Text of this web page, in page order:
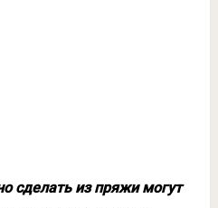
сделать из пряжи могут